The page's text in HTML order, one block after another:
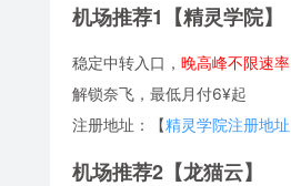
机场推荐1【精灵学院】
稳定中转入口， 晚高峰不限速率
解锁奈飞，最低月付6¥起
注册地址：【精灵学院注册地址
机场推荐2【龙猫云】